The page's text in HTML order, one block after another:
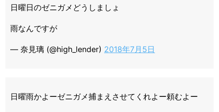
日曜日のゼニガメどうしましょ
雨なんですが
— 奈見璃 (@high_lender) 2018年7月5日
日曜雨かよーゼニガメ捕まえさせてくれよー頼むよー